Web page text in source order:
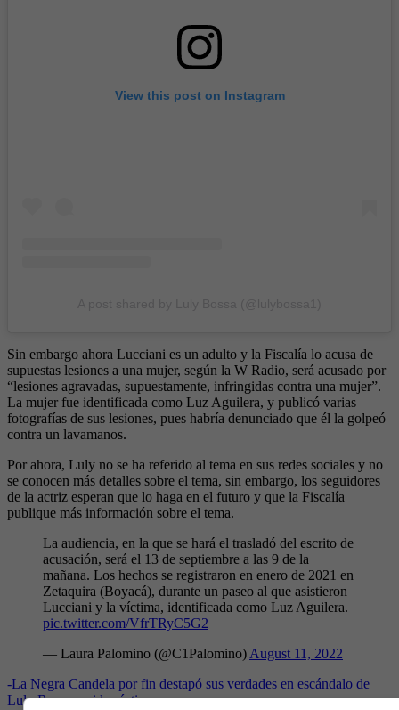
View this post on Instagram
Sin embargo ahora Lucciani es un adulto y la Fiscalía lo acusa de
supuestas lesiones a una mujer, según la W Radio, será acusado por
“lesiones agravadas, supuestamente, infringidas contra una mujer”.
La mujer fue identificada como Luz Aguilera, y publicó varias
fotografías de sus lesiones, pues habría denunciado que él la golpeó
contra un lavamanos.
Por ahora, Luly no se ha referido al tema en sus redes sociales y no
se conocen más detalles sobre el tema, sin embargo, los seguidores
de la actriz esperan que lo haga en el futuro y que la Fiscalía
publique más información sobre el tema.
La audiencia, en la que se hará el trasladó del escrito de
acusación, será el 13 de septiembre a las 9 de la
mañana. Los hechos se registraron en enero de 2021 en
Zetaquira (Boyacá), durante un paseo al que asistieron
Lucciani y la víctima, identificada como Luz Aguilera.
pic.twitter.com/VfrTRyC5G2
— Laura Palomino (@C1Palomino) August 11, 2022
-La Negra Candela por fin destapó sus verdades en escándalo de
Luly Bossa y video íntimo